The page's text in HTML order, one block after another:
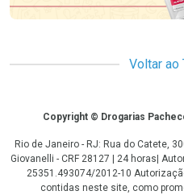
Voltar ao
CopyrightCopyright © Drogarias
Rio de Janeiro - RJ: Rua do Catete,
Giovanelli - CRF 28127 | 24 horas|
25351.493074/2012-10
contidas neste site, como